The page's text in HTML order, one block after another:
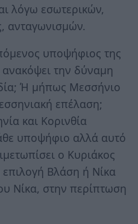
λόγω εσωτερικών,
ανταγωνισμών.
υποψήφιος της
την δύναμη
Ή μήπως Μεσσήνιο
επέλαση;
και Κορινθία
υποψήφιο αλλά αυτό
ο Κυριάκος
Βλάση ή Νίκα
Νίκα, στην περίπτωση